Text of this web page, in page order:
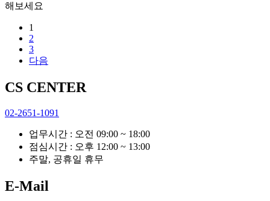
해보세요
1
2
3
다음
CS CENTER
02-2651-1091
업무시간 : 오전 09:00 ~ 18:00
점심시간 : 오후 12:00 ~ 13:00
주말, 공휴일 휴무
E-Mail